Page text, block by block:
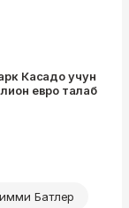
Касадо учун
евро талаб
Батлер